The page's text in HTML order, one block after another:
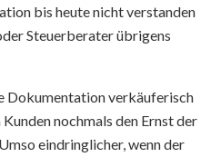
bis heute nicht verstanden
Steuerberater übrigens
Dokumentation verkäuferisch
nochmals den Ernst der
eindringlicher, wenn der